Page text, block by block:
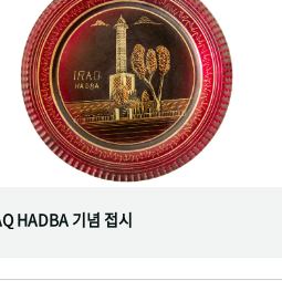
HADBA 기념 접시